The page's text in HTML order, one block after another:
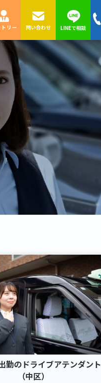
リー 問い合わせ LINEで相談
勤のドライブアテンダント
（中区）